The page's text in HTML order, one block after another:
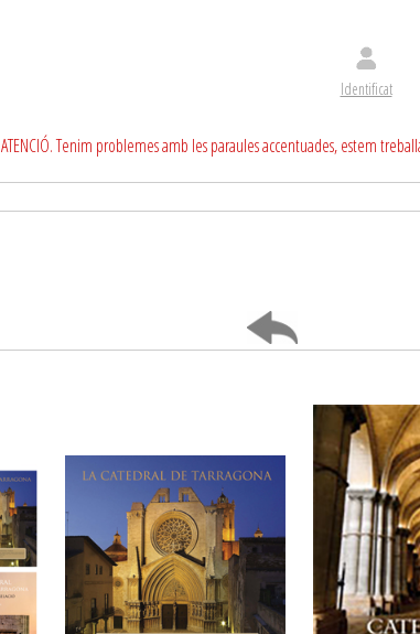
Identificat
ATENCIÓ. Tenim problemes amb les paraules accentuades, estem